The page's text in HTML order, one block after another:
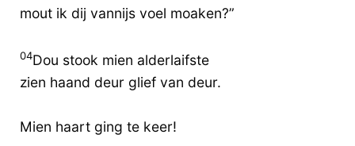
mout ik dij vannijs voel moaken?”
04Dou stook mien alderlaifste
zien haand deur glief van deur.
Mien haart ging te keer!